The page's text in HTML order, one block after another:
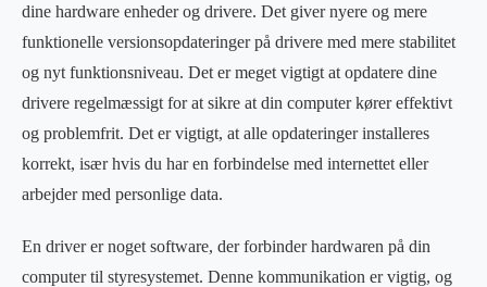
dine hardware enheder og drivere. Det giver nyere og mere
funktionelle versionsopdateringer på drivere med mere stabilitet
og nyt funktionsniveau. Det er meget vigtigt at opdatere dine
drivere regelmæssigt for at sikre at din computer kører effektivt
og problemfrit. Det er vigtigt, at alle opdateringer installeres
korrekt, især hvis du har en forbindelse med internettet eller
arbejder med personlige data.
En driver er noget software, der forbinder hardwaren på din
computer til styresystemet. Denne kommunikation er vigtig, og